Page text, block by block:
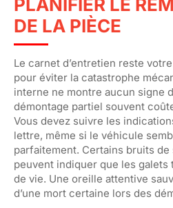
PLANIFIER LE
DE LA PIÈCE
Le carnet d’entretien reste
pour éviter la catastrophe
interne ne montre aucun signe
démontage partiel souvent
Vous devez suivre les
lettre, même si le véhicule
parfaitement. Certains bruits
peuvent indiquer que les
de vie. Une oreille attentive
d’une mort certaine lors des